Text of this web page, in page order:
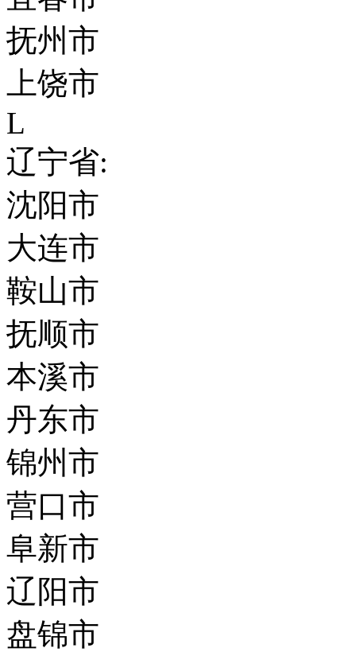
抚州市
上饶市
L
辽宁省:
沈阳市
大连市
鞍山市
抚顺市
本溪市
丹东市
锦州市
营口市
阜新市
辽阳市
盘锦市